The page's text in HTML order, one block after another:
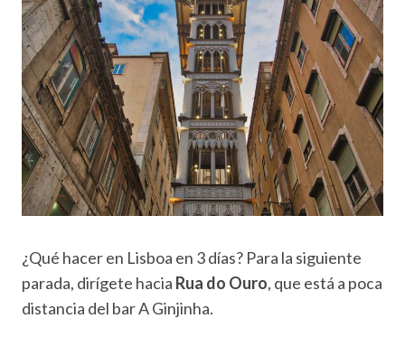
¿Qué hacer en Lisboa en 3 días? Para la siguiente
parada, dirígete hacia Rua do Ouro, que está a poca
distancia del bar A Ginjinha.